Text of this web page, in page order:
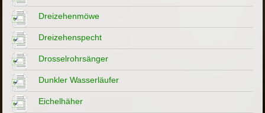
Dreizehenmöwe
Dreizehenspecht
Drosselrohrsänger
Dunkler Wasserläufer
Eichelhäher